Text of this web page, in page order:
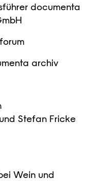
documenta
archiv
Stefan Fricke
Wein und